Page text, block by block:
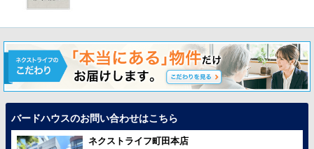
バードハウスのお問い合わせはこちら
ネクストライフ町田本店